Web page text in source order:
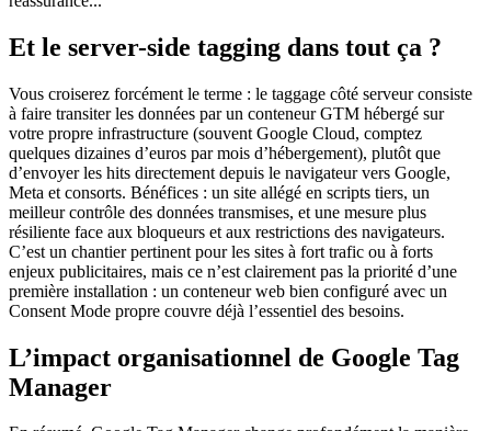
Et le server-side tagging dans tout ça ?
Vous croiserez forcément le terme : le taggage côté serveur consiste
à faire transiter les données par un conteneur GTM hébergé sur
votre propre infrastructure (souvent Google Cloud, comptez
quelques dizaines d’euros par mois d’hébergement), plutôt que
d’envoyer les hits directement depuis le navigateur vers Google,
Meta et consorts. Bénéfices : un site allégé en scripts tiers, un
meilleur contrôle des données transmises, et une mesure plus
résiliente face aux bloqueurs et aux restrictions des navigateurs.
C’est un chantier pertinent pour les sites à fort trafic ou à forts
enjeux publicitaires, mais ce n’est clairement pas la priorité d’une
première installation : un conteneur web bien configuré avec un
Consent Mode propre couvre déjà l’essentiel des besoins.
L’impact organisationnel de Google Tag
Manager